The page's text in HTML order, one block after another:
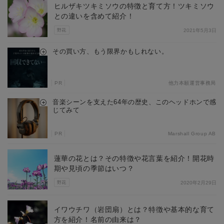
野花
ヒルザキツキミソウの特徴と育て方！ツキミソウ
との違いを含めて紹介！
2021年5月3日
その買い方、もう限界かもしれない。
PR 他力本願運営事務局
音楽シーンを支えた64年の歴史、このヘッドホンで感
じてみて
PR Marshall Group AB
野花
蓮華の花とは？その特徴や花言葉を紹介！開花時
期や見頃の季節はいつ？
2020年2月29日
イワウチワ（岩団扇）とは？特徴や基本的な育て
方を紹介！名前の由来は？